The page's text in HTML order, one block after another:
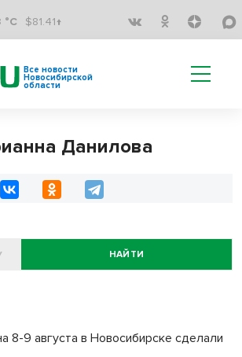
°C $81.41↑
Все новости
Новосибирской
области
Данилова
НАЙТИ
8-9 августа в Новосибирске сделали